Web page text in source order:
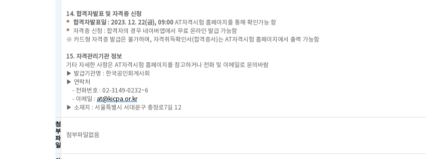
14. 합격자발표 및 자격증 신청
합격자발표일 : 2023. 12. 22(금), 09:00 AT자격시험 홈페이지를 통해 확인가능 함
자격증 신청 : 합격자의 경우 네이버앱에서 무료 온라인 발급 가능함
※ 카드형 자격증 발급은 불가하며, 자격취득확인서(합격증서)는 AT자격시험 홈페이지에서 출력 가능함
15. 자격관리기관 정보
기타 자세한 사항은 AT자격시험 홈페이지를 참고하거나 전화 및 이메일로 문의바람
▶ 발급기관명 : 한국공인회계사회
▶ 연락처
- 전화번호 : 02-3149-0232~6
- 이메일 : at@kicpa.or.kr
▶ 소재지 : 서울특별시 서대문구 충정로7길 12
첨
부
파
일
첨부파일없음